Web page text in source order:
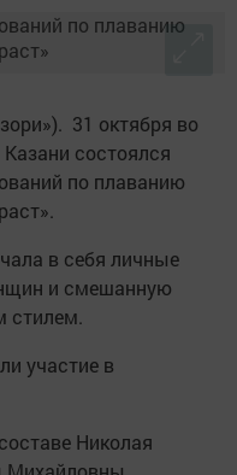
31 октября во
состоялся
по плаванию
в себя личные
и смешанную
стилем.
участие в
Николая